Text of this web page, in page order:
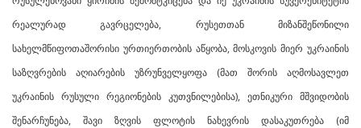
რეალურად გავრცელება, რუსეთთან მიზანშეწონილი
სახელმწიფოთაშორისი ურთიერთობის აწყობა, მოსკოვის მიერ უკრაინის
საზღვრების აღიარების უზრუნველყოფა (მათ შორის აღმოსავლეთ
უკრაინის რუსული რეგიონების კუთვნილებისა), ეთნიკური მშვიდობის
შენარჩუნება, შავი ზღვის ფლოტის ნახევრის დასაკუთრება (იმ